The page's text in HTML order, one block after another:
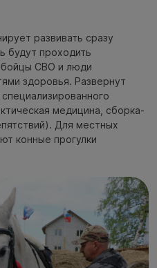
развивать сразу
будут проходить
бойцы СВО и люди
здоровья. Развернут
медицина, сборка-
Для местных
конные прогулки